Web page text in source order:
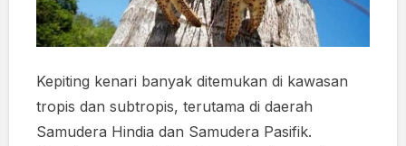
Kepiting kenari banyak ditemukan di kawasan
tropis dan subtropis, terutama di daerah
Samudera Hindia dan Samudera Pasifik.